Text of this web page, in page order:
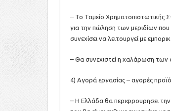
– Το Ταμείο Χρηματοπιστωτικής
για την πώληση των μεριδίων που
συνεχίσει να λειτουργεί με
– Θα συνεχιστεί η χαλάρωση
4) Αγορά εργασίας – αγορές
– Η Ελλάδα θα περιφρουρησει την